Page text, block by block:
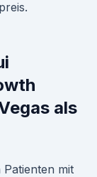
als
Patienten mit